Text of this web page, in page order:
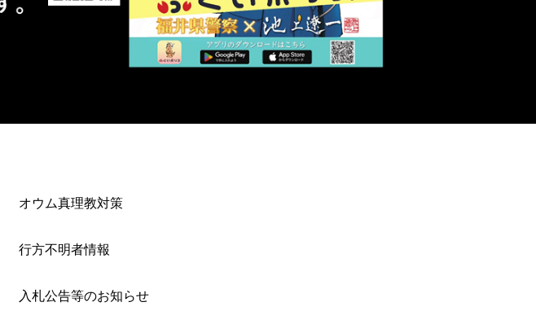
オウム真理教対策
行方不明者情報
入札公告等のお知らせ